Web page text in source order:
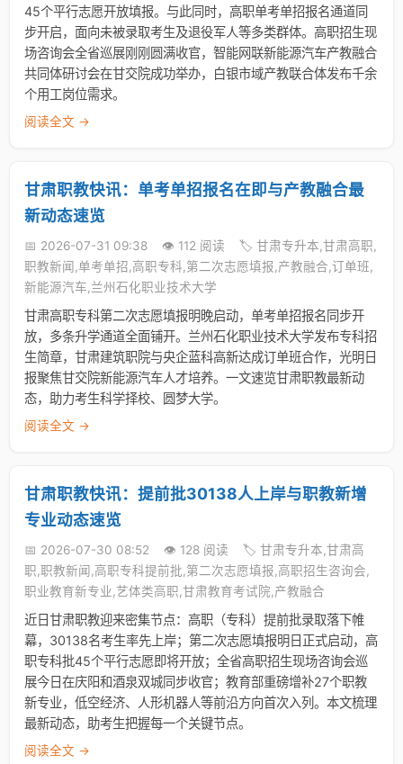
45个平行志愿开放填报。与此同时，高职单考单招报名通道同
步开启，面向未被录取考生及退役军人等多类群体。高职招生现
场咨询会全省巡展刚刚圆满收官，智能网联新能源汽车产教融合
共同体研讨会在甘交院成功举办，白银市域产教联合体发布千余
个用工岗位需求。
阅读全文 →
甘肃职教快讯：单考单招报名在即与产教融合最
新动态速览
📅 2026-07-31 09:38 👁️ 112 阅读
🏷️ 甘肃专升本,甘肃高职,
职教新闻,单考单招,高职专科,第二次志愿填报,产教融合,订单班,
新能源汽车,兰州石化职业技术大学
甘肃高职专科第二次志愿填报明晚启动，单考单招报名同步开
放，多条升学通道全面铺开。兰州石化职业技术大学发布专科招
生简章，甘肃建筑职院与央企蓝科高新达成订单班合作，光明日
报聚焦甘交院新能源汽车人才培养。一文速览甘肃职教最新动
态，助力考生科学择校、圆梦大学。
阅读全文 →
甘肃职教快讯：提前批30138人上岸与职教新增
专业动态速览
📅 2026-07-30 08:52 👁️ 128 阅读
🏷️ 甘肃专升本,甘肃高
职,职教新闻,高职专科提前批,第二次志愿填报,高职招生咨询会,
职业教育新专业,艺体类高职,甘肃教育考试院,产教融合
近日甘肃职教迎来密集节点：高职（专科）提前批录取落下帷
幕，30138名考生率先上岸；第二次志愿填报明日正式启动，高
职专科批45个平行志愿即将开放；全省高职招生现场咨询会巡
展今日在庆阳和酒泉双城同步收官；教育部重磅增补27个职教
新专业，低空经济、人形机器人等前沿方向首次入列。本文梳理
最新动态，助考生把握每一个关键节点。
阅读全文 →